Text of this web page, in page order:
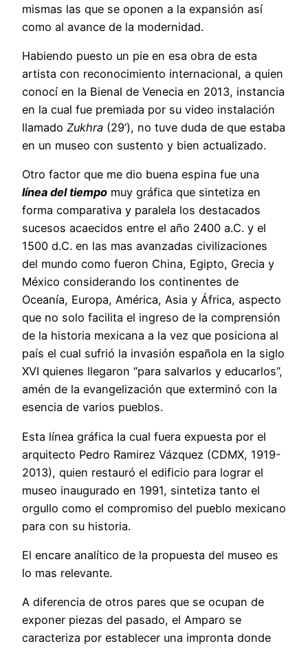
mismas las que se oponen a la expansión así
como al avance de la modernidad.
Habiendo puesto un pie en esa obra de esta
artista con reconocimiento internacional, a quien
conocí en la Bienal de Venecia en 2013, instancia
en la cual fue premiada por su video instalación
llamado Zukhra (29’), no tuve duda de que estaba
en un museo con sustento y bien actualizado.
Otro factor que me dio buena espina fue una
línea del tiempo muy gráfica que sintetiza en
forma comparativa y paralela los destacados
sucesos acaecidos entre el año 2400 a.C. y el
1500 d.C. en las mas avanzadas civilizaciones
del mundo como fueron China, Egipto, Grecia y
México considerando los continentes de
Oceanía, Europa, América, Asia y África, aspecto
que no solo facilita el ingreso de la comprensión
de la historia mexicana a la vez que posiciona al
país el cual sufrió la invasión española en la siglo
XVI quienes llegaron “para salvarlos y educarlos”,
amén de la evangelización que exterminó con la
esencia de varios pueblos.
Esta línea gráfica la cual fuera expuesta por el
arquitecto Pedro Ramirez Vázquez (CDMX, 1919-
2013), quien restauró el edificio para lograr el
museo inaugurado en 1991, sintetiza tanto el
orgullo como el compromiso del pueblo mexicano
para con su historia.
El encare analítico de la propuesta del museo es
lo mas relevante.
A diferencia de otros pares que se ocupan de
exponer piezas del pasado, el Amparo se
caracteriza por establecer una impronta donde